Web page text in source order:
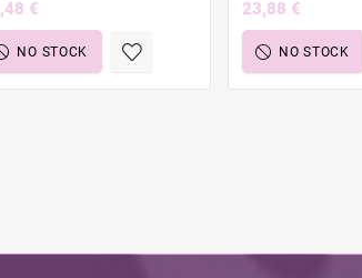
€
NO STOCK
23,88 €
NO STOCK